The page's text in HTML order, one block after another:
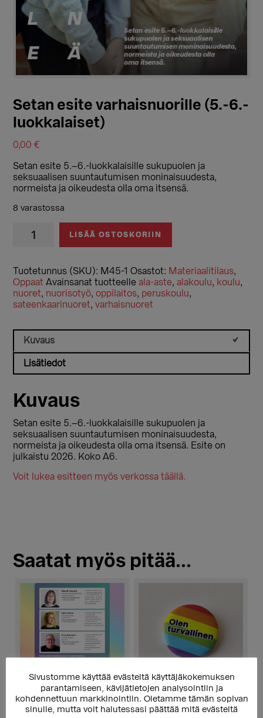
Setan esite varhaisnuorille (5.-6.-
luokkalaiset)
0,00€
Setan esite 5.–6.-luokkalaisille sukupuolen ja
seksuaalisen suuntautumisen moninaisuudesta,
normeista ja oikeudesta olla oma itsensä.
8 varastossa
esite
varhaisnuorille
luokkalaiset)
määrä
LISÄÄ OSTOSKORIIN
Tuotetunnus (SKU): M45-1 Osastot: Materiaalitilaus,
Oppaat Avainsanat tuotteelleala-aste,alakoulu, koulu,
nuoret, nuorisotyö,oppilaitos, peruskoulu,
sateenkaarinuoret,varhaisnuoret
Kuvaus
Lisätiedot
Kuvaus
Setan esite 5.–6.-luokkalaisille sukupuolen ja
seksuaalisen suuntautumisen moninaisuudesta,
normeista ja oikeudesta olla oma itsensä. Esite on
julkaistu 2026. Koko A6.
Voit lukea esitteen myös verkossa täällä.
Saatat myös pitää...
neuvoo
turvallinen
Sivustomme käyttää evästeitä käyttäjäkokemuksen
parantamiseen, kävijätietojen analysointiin ja
kohdennettuun markkinointiin. Oletamme tämän sopivan
sinulle, mutta voit halutessasi päättää mitä evästeitä